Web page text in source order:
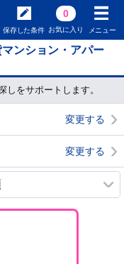
保存した条件
0
お気に入り メニュー
ンション・アパー
しをサポートします。
変更する
変更する